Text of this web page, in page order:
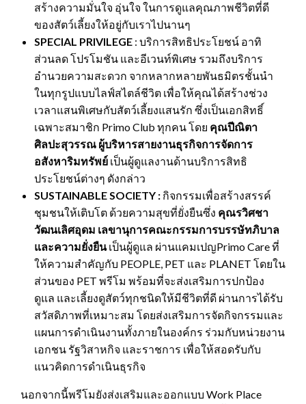
สร้างความมั่นใจ อุ่นใจ ในการดูแลคุณภาพชีวิตที่ดี
ของสัตว์เลี้ยงให้อยู่กับเราไปนานๆ
SPECIAL PRIVILEGE : บริการสิทธิประโยชน์ อาทิ
ส่วนลด โปรโมชัน และอีเวนท์พิเศษ รวมถึงบริการ
อำนวยความสะดวก จากหลากหลายพันธมิตรชั้นนำ
ในทุกรูปแบบไลฟ์สไตล์ชีวิต เพื่อให้คุณได้สร้างช่วง
เวลาแสนพิเศษกับสัตว์เลี้ยงแสนรัก ซึ่งเป็นเอกสิทธิ์
เฉพาะสมาชิก Primo Club ทุกคน โดย คุณปีณิตา
ศิลปะสุวรรณ ผู้บริหารสายงานธุรกิจการจัดการ
อสังหาริมทรัพย์ เป็นผู้ดูแลงานด้านบริการสิทธิ
ประโยชน์ต่างๆ ดังกล่าว
SUSTAINABLE SOCIETY : กิจกรรมเพื่อสร้างสรรค์
ชุมชนให้เติบโต ด้วยความสุขที่ยั่งยืนซึ่ง คุณรวิศชา
วัฒนเลิศอุดม เลขานุการคณะกรรมการบรรษัทภิบาล
และความยั่งยืนเป็นผู้ดูแล ผ่านแคมเปญPrimo Care ที่
ให้ความสำคัญกับ PEOPLE, PET และ PLANET โดยใน
ส่วนของ PET พรีโม พร้อมที่จะส่งเสริมการปกป้อง
ดูแล และเลี้ยงดูสัตว์ทุกชนิดให้มีชีวิตที่ดี ผ่านการได้รับ
สวัสดิภาพที่เหมาะสม โดยส่งเสริมการจัดกิจกรรมและ
แผนการดำเนินงานทั้งภายในองค์กร ร่วมกับหน่วยงาน
เอกชน รัฐวิสาหกิจ และราชการ เพื่อให้สอดรับกับ
แนวคิดการดำเนินธุรกิจ
นอกจากนี้พรีโมยังส่งเสริมและออกแบบ Work Place